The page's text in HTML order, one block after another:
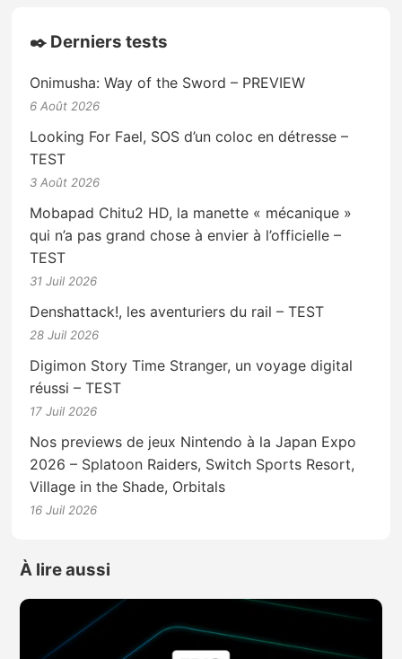
✒️ Derniers tests
Onimusha: Way of the Sword – PREVIEW
6 Août 2026
Looking For Fael, SOS d’un coloc en détresse –
TEST
3 Août 2026
Mobapad Chitu2 HD, la manette « mécanique »
qui n’a pas grand chose à envier à l’officielle –
TEST
31 Juil 2026
Denshattack!, les aventuriers du rail – TEST
28 Juil 2026
Digimon Story Time Stranger, un voyage digital
réussi – TEST
17 Juil 2026
Nos previews de jeux Nintendo à la Japan Expo
2026 – Splatoon Raiders, Switch Sports Resort,
Village in the Shade, Orbitals
16 Juil 2026
À lire aussi